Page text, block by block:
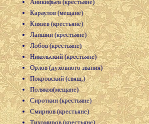
Аникифьев (крестьяне)
Караулов (мещане)
Князев (крестьяне)
Лапшин (крестьяне)
Лобов (крестьяне)
Никольский (крестьяне)
Орлов (духовного звания)
Покровский (свящ.)
Поляков(мещане)
Сироткин (крестьяне)
Смирнов (крестьяне)
Тихомиров (крестьяне)